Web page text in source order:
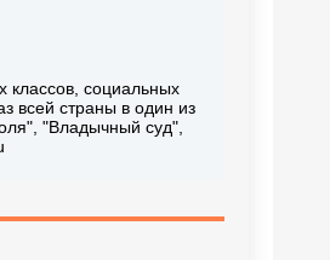
классов, социальных
всей страны в один из
"Владычный суд",